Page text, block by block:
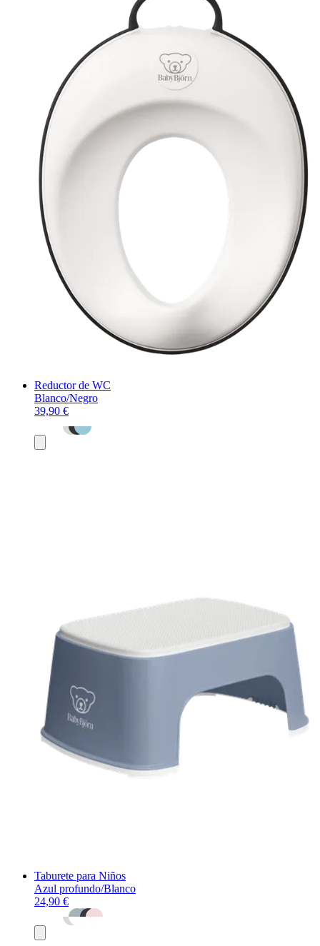
Reductor de WC
Blanco/Negro
39,90 €
al
Taburete para Niños
Azul profundo/Blanco
24,90 €
al